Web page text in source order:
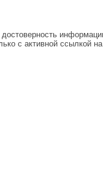
с активной ссылкой